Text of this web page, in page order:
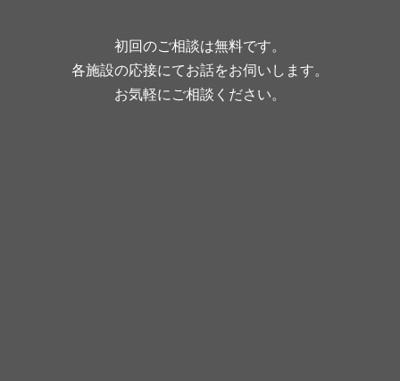
初回のご相談は無料です。
各施設の応接にてお話をお伺いします。
お気軽にご相談ください。